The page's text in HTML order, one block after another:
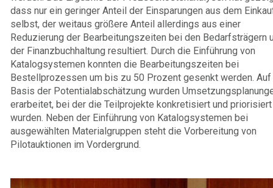
dass nur ein geringer Anteil der Einsparungen aus dem
selbst, der weitaus größere Anteil allerdings aus einer
Reduzierung der Bearbeitungszeiten bei den Bedarfsträgern
der Finanzbuchhaltung resultiert. Durch die Einführung von
Katalogsystemen konnten die Bearbeitungszeiten bei
Bestellprozessen um bis zu 50 Prozent gesenkt werden. Auf
Basis der Potentialabschätzung wurden
erarbeitet, bei der die Teilprojekte konkretisiert und priorisiert
wurden. Neben der Einführung von Katalogsystemen bei
ausgewählten Materialgruppen steht die Vorbereitung von
Pilotauktionen im Vordergrund.